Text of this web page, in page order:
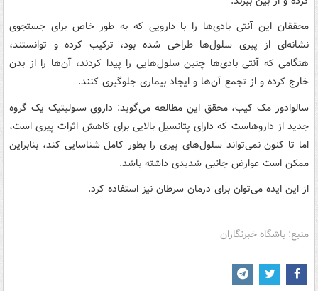
محققان این آنتی بادی‌ها را با دارویی که به طور خاص برای جستجوی
نشانه‌ای از پیری سلول‌ها طراحی شده بود، ترکیب کرده و توانستند،
هنگامی که آنتی بادی‌ها چنین سلول‌هایی را پیدا کردند، آن‌ها را از بدن
خارج کرده و از تجمع آن‌ها و ایجاد بیماری جلوگیری کنند.
سالوادور مک کیب، محقق این مطالعه می‌گوید: داروی سنولیتیک یک گروه
جدید از داروهاست که دارای پتانسیل بالایی برای کاهش اثرات پیری است،
اما تا کنون نمی‌تواند سلول‌های پیری را بطور کامل شناسایی کند، بنابراین
ممکن است عوارض جانبی شدیدی داشته باشد.
از این ایده می‌توان برای درمان سرطان نیز استفاده کرد.
منبع: باشگاه خبرنگاران